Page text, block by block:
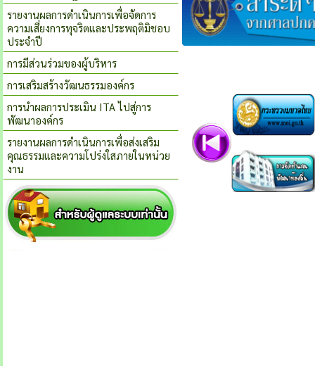
รายงานผลการดําเนินการเพื่อจัดการ
ความเสี่ยงการทุจริตและประพฤติมิชอบ
ประจําปี
การมีส่วนร่วมของผู้บริหาร
การเสริมสร้างวัฒนธรรมองค์กร
การนำผลการประเมิน ITA ไปสู่การ
พัฒนาองค์กร
รายงานผลการดำเนินการเพื่อส่งเสริม
คุณธรรมและความโปร่งใสภายในหน่วย
งาน